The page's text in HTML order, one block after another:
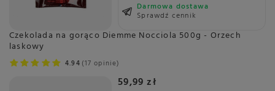
Darmowa dostawa
Sprawdź cennik
Czekolada na gorąco Diemme Nocciola 500g - Orzech
laskowy
4.94 17 opinie
59,99 zł